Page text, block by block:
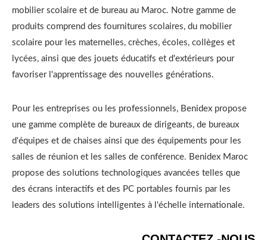
mobilier scolaire et de bureau au Maroc. Notre gamme de
produits comprend des fournitures scolaires, du mobilier
scolaire pour les maternelles, crèches, écoles, collèges et
lycées, ainsi que des jouets éducatifs et d'extérieurs pour
favoriser l'apprentissage des nouvelles générations.
Pour les entreprises ou les professionnels, Benidex propose
une gamme complète de bureaux de dirigeants, de bureaux
d'équipes et de chaises ainsi que des équipements pour les
salles de réunion et les salles de conférence. Benidex Maroc
propose des solutions technologiques avancées telles que
des écrans interactifs et des PC portables fournis par les
leaders des solutions intelligentes à l'échelle internationale.